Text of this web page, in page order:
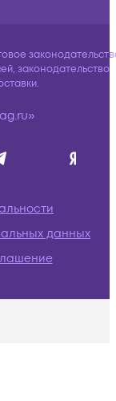
законодательство
данных